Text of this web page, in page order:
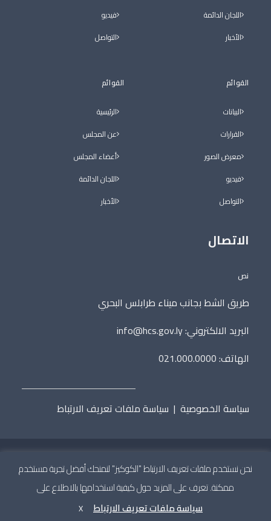
اللجان الدائمة
الأخبار
القوائم
البيانات
القرارات
معرض الصور
فيديو
التواصل
فيديو
التواصل
القوائم
الرئيسية
عن المجلس
أعضاء المجلس
اللجان الدائمة
الأخبار
الاتصال
نص
طريق الشط بجانب ميناء طرابلس البحري
البريد الالكتروني:info@hcs.gov.ly
الهاتف: 021.000.0000
سياسة الخصوصية | سياسة ملفات تعريف الارتباط
جميع الحقوق محفوظة © 2020 المجلس الأعلى للدولة. تطوير
نحن نستخدم ملفات تعريف الارتباط "الكوكيز" لنمنحك أفضل تجربة مستخدم
ممكنة. تعرف على المزيد حول كيفية استخدامها بالاطلاع على
سياسة ملفات تعريف الارتباط
X